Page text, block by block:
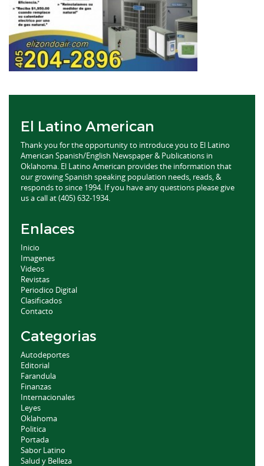
El Latino American
Thank you for the opportunity to introduce you to El Latino
American Spanish/English Newspaper & Publications in
Oklahoma. El Latino American provides the information that
our growing Spanish speaking population needs, reads, &
responds to since 1994. If you have any questions please give
us a call at (405) 632-1934.
Enlaces
Inicio
Imagenes
Videos
Revistas
Periodico Digital
Clasificados
Contacto
Categorias
Autodeportes
Editorial
Farandula
Finanzas
Internacionales
Leyes
Oklahoma
Politica
Portada
Sabor Latino
Salud y Belleza